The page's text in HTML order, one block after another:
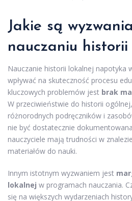
Jakie są
nauczaniu
Nauczanie historii lokalnej napotyka
wpływać na skuteczność procesu
kluczowych problemów jest brak
W przeciwieństwie do historii
różnorodnych podręczników i
nie być dostatecznie
nauczyciele mają trudności w
materiałów do nauki.
Innym istotnym wyzwaniem jest
lokalnej w programach nauczania.
się na większych wydarzeniach